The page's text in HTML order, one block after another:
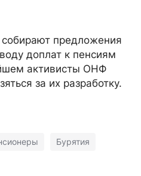
собирают предложения
доплат к пенсиям
активисты ОНФ
за их разработку.
Бурятия